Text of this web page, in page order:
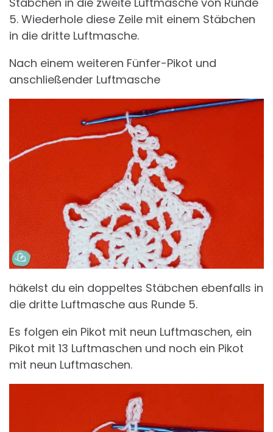
5. Wiederhole diese Zeile mit einem Stäbchen
in die dritte Luftmasche.
Nach einem weiteren Fünfer-Pikot und
anschließender Luftmasche
häkelst du ein doppeltes Stäbchen ebenfalls in
die dritte Luftmasche aus Runde 5.
Es folgen ein Pikot mit neun Luftmaschen, ein
Pikot mit 13 Luftmaschen und noch ein Pikot
mit neun Luftmaschen.